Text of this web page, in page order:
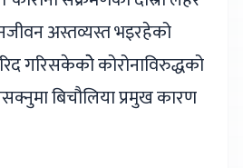
अस्तव्यस्त भइरहेको
गरिसकेकोे कोरोनाविरुद्धको
बिचौलिया प्रमुख कारण